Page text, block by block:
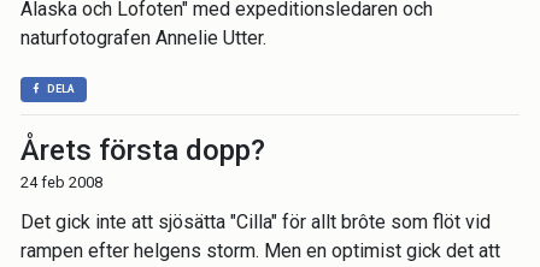
Alaska och Lofoten" med expeditionsledaren och
naturfotografen Annelie Utter.
DELA
Årets första dopp?
24 feb 2008
Det gick inte att sjösätta "Cilla" för allt brôte som flöt vid
rampen efter helgens storm. Men en optimist gick det att